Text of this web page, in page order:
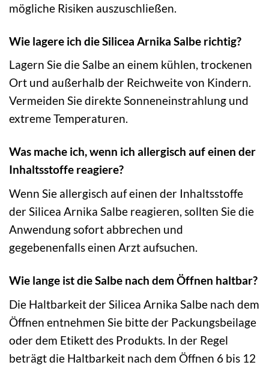
mögliche Risiken auszuschließen.
Wie lagere ich die Silicea Arnika Salbe richtig?
Lagern Sie die Salbe an einem kühlen, trockenen
Ort und außerhalb der Reichweite von Kindern.
Vermeiden Sie direkte Sonneneinstrahlung und
extreme Temperaturen.
Was mache ich, wenn ich allergisch auf einen der
Inhaltsstoffe reagiere?
Wenn Sie allergisch auf einen der Inhaltsstoffe
der Silicea Arnika Salbe reagieren, sollten Sie die
Anwendung sofort abbrechen und
gegebenenfalls einen Arzt aufsuchen.
Wie lange ist die Salbe nach dem Öffnen haltbar?
Die Haltbarkeit der Silicea Arnika Salbe nach dem
Öffnen entnehmen Sie bitte der Packungsbeilage
oder dem Etikett des Produkts. In der Regel
beträgt die Haltbarkeit nach dem Öffnen 6 bis 12